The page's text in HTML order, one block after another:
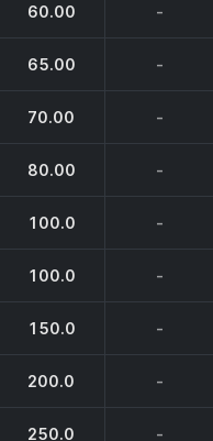
60.00 -
65.00 -
70.00 -
80.00 -
100.0 -
100.0 -
150.0 -
200.0 -
250.0 -